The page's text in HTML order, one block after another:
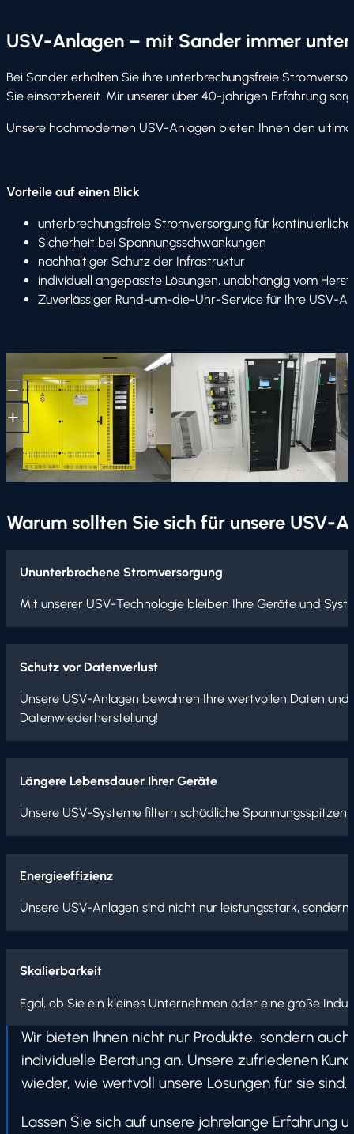
USV-Anlagen – mit Sander immer
Bei Sander erhalten Sie ihre unterbrechungsfreie
Sie einsatzbereit. Mir unserer über 40-jährigen Erfahrung
Unsere hochmodernen USV-Anlagen bieten Ihnen den
Vorteile auf einen Blick
unterbrechungsfreie Stromversorgung für
Sicherheit bei Spannungsschwankungen
nachhaltiger Schutz der Infrastruktur
individuell angepasste Lösungen, unabhängig vom
Zuverlässiger Rund-um-die-Uhr-Service für Ihre USV-
Warum sollten Sie sich für unsere USV-
Ununterbrochene Stromversorgung
Mit unserer USV-Technologie bleiben Ihre Geräte und
Schutz vor Datenverlust
Unsere USV-Anlagen bewahren Ihre wertvollen Daten
Datenwiederherstellung!
Längere Lebensdauer Ihrer Geräte
Unsere USV-Systeme filtern schädliche
Energieeffizienz
Unsere USV-Anlagen sind nicht nur leistungsstark,
Skalierbarkeit
Egal, ob Sie ein kleines Unternehmen oder eine große
Wir bieten Ihnen nicht nur Produkte, sondern
individuelle Beratung an. Unsere zufriedenen
wieder, wie wertvoll unsere Lösungen für sie sind.
Lassen Sie sich auf unsere jahrelange Erfahrung